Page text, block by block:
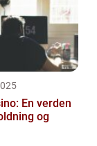
En verden
og